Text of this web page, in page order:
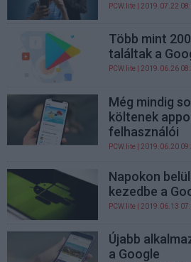
PCW.lite | 2019.07.22
Több mint
találtak a
PCW.lite | 2019.06.26
Még mindig
költenek
felhasználói
PCW.lite | 2019.06.20
Napokon
kezedbe a
PCW.lite | 2019.06.13
Újabb
a Google